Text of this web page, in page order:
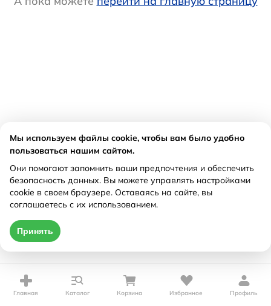
Главная Каталог Корзина Избранное Профиль
Мы используем файлы cookie, чтобы вам было удобно
пользоваться нашим сайтом.
Они помогают запомнить ваши предпочтения и обеспечить
безопасность данных. Вы можете управлять настройками
cookie в своем браузере. Оставаясь на сайте, вы
соглашаетесь с их использованием.
Принять